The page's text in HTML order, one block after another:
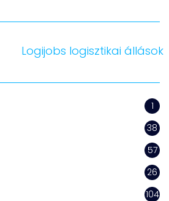
1
38
57
26
104